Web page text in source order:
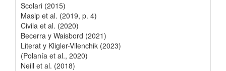
Scolari (2015)
Masip et al. (2019, p. 4)
Civila et al. (2020)
Becerra y Waisbord (2021)
Literat y Kligler-Vilenchik (2023)
(Polanía et al., 2020)
Neill et al. (2018)